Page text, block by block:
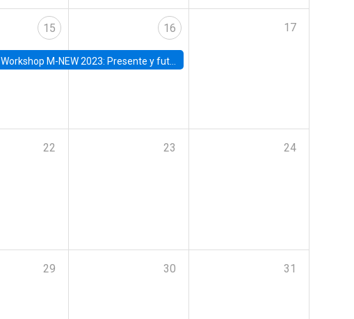
15
Workshop M-NEW 2023: Presente y futuro del trabajo y el rol de las nuevas tecnologías
16 17
22 23 24
29 30 31